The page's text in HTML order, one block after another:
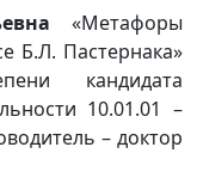
«Метафоры
Б.Л. Пастернака»
кандидата
10.01.01 –
– доктор